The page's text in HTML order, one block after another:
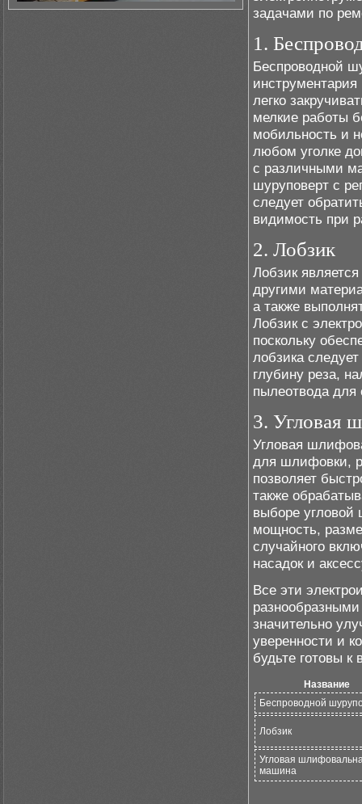
задачами по
1.
Беспроводной
легко
мелкие работы
мобильность и
любом уголке
с различными
шуруповерт с
следует
видимость при
2. Лобзик
Лобзик
другими
а также
Лобзик с
поскольку
лобзика
глубину реза,
пылеотвода для
3. Угловая
Угловая
для шлифовки,
позволяет
также
выборе
мощность,
случайного
насадок и
Все эти
значительно
уверенности и
будьте готовы
Название
Беспроводной
Лобзик
Угловая
машина